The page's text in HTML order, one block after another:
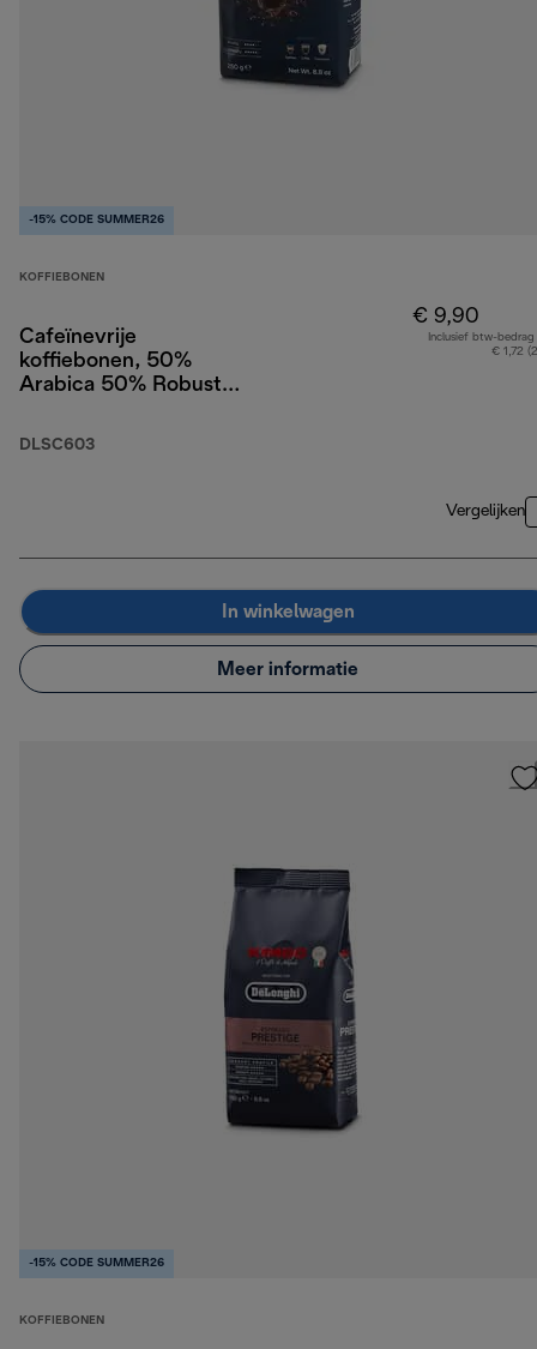
-15% CODE SUMMER26
KOFFIEBONEN
Cafeïnevrije
koffiebonen, 50%
Arabica 50% Robusta,
DLSC603
€ 9,90
Inclusief btw-bedrag
€ 1,72
Vergelijken
In winkelwagen
Meer informatie
-15% CODE SUMMER26
KOFFIEBONEN